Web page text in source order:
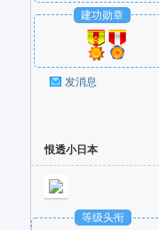
建功勋章
发消息
恨透小日本
等级头衔